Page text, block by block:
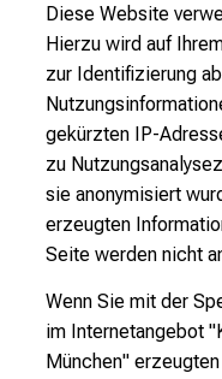
Diese Website
Hierzu wird auf
zur Identifizierung
gekürzten IP-
zu
sie anonymisiert
erzeugten
Seite werden nicht
Wenn Sie mit der
im Internetangebot
München"